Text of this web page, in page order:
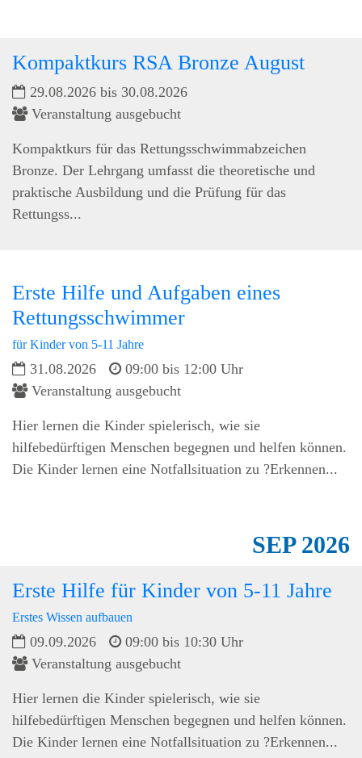
Kompaktkurs RSA Bronze August
29.08.2026 bis 30.08.2026
Veranstaltung ausgebucht
Kompaktkurs für das Rettungsschwimmabzeichen
Bronze. Der Lehrgang umfasst die theoretische und
praktische Ausbildung und die Prüfung für das
Rettungss...
Erste Hilfe und Aufgaben eines
Rettungsschwimmer
für Kinder von 5-11 Jahre
31.08.2026
09:00 bis 12:00 Uhr
Veranstaltung ausgebucht
Hier lernen die Kinder spielerisch, wie sie
hilfebedürftigen Menschen begegnen und helfen können.
Die Kinder lernen eine Notfallsituation zu ?Erkennen...
SEP2026
Erste Hilfe für Kinder von 5-11 Jahre
Erstes Wissen aufbauen
09.09.2026
09:00 bis 10:30 Uhr
Veranstaltung ausgebucht
Hier lernen die Kinder spielerisch, wie sie
hilfebedürftigen Menschen begegnen und helfen können.
Die Kinder lernen eine Notfallsituation zu ?Erkennen...